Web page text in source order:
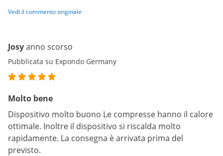
Vedi il commento originale
Josyanno scorso
Pubblicata su Expondo Germany
Molto bene
Dispositivo molto buono Le compresse hanno il calore
ottimale. Inoltre il dispositivo si riscalda molto
rapidamente. La consegna è arrivata prima del
previsto.